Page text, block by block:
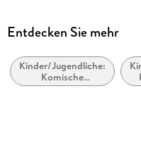
Altersempfehlung
Reihe
Willkommen bei den
Entdecken Sie mehr
Kinder/Jugendliche:
Komische
(humorvolle)